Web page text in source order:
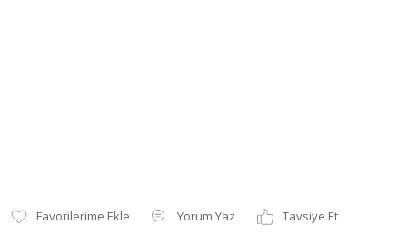
Yorum Yaz
Tavsiye Et